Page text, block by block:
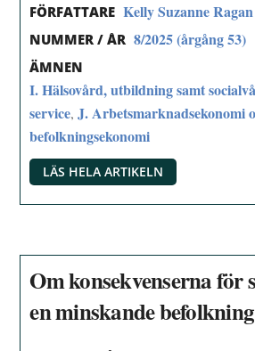
FÖRFATTARE Kelly Suzanne Ragan
NUMMER / ÅR 8/2025 (årgång 53)
ÄMNEN
I. Hälsovård, utbildning samt
service,J. Arbetsmarknadsekonomi
befolkningsekonomi
LÄS HELA ARTIKELN
Om konsekvenserna för
en minskande befolkning